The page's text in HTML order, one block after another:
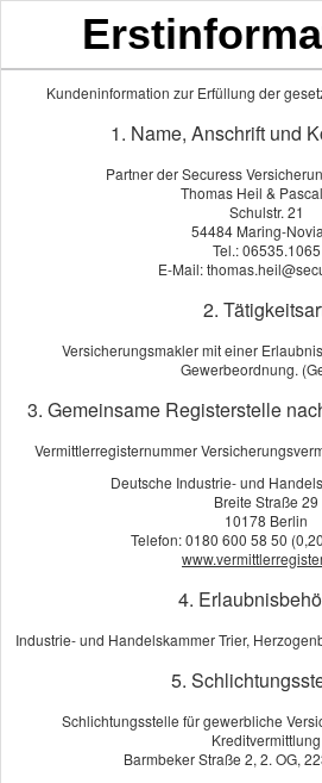
Thomas Heil & Pascal Heil
Jagdhaftpflicht
Kundeninformation zur Erfüllung der
1. Name, Anschrift und
Partner der Securess
Thomas Heil &
Schulstr. 21
54484 Maring-
Tel.: 06535.1065
E-Mail:
2.
Versicherungsmakler mit einer
Gewerbeordnung.
3. Gemeinsame Registerstelle
Vermittlerregisternummer
Deutsche Industrie- und
Breite Straße 29
10178 Berlin
Telefon: 0180 600 58 50
4.
Industrie- und Handelskammer Trier,
5.
Schlichtungsstelle für gewerbliche
Kreditvermittlung
Barmbeker Straße 2, 2. OG,